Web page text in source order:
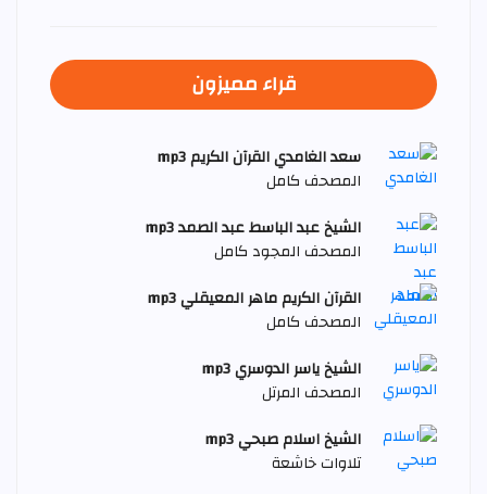
قراء مميزون
سعد الغامدي القرآن الكريم mp3
المصحف كامل
الشيخ عبد الباسط عبد الصمد mp3
المصحف المجود كامل
القرآن الكريم ماهر المعيقلي mp3
المصحف كامل
الشيخ ياسر الدوسري mp3
المصحف المرتل
الشيخ اسلام صبحي mp3
تلاوات خاشعة